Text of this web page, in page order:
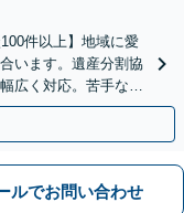
件以上】地域に愛
います。遺産分割協
広く対応。苦手な親
体系】
ルでお問い合わせ